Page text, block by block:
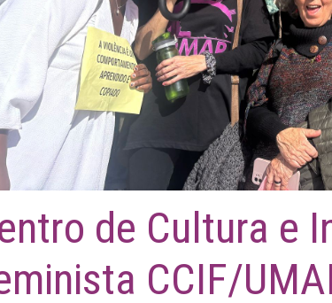
de Cultura e
CCIF/